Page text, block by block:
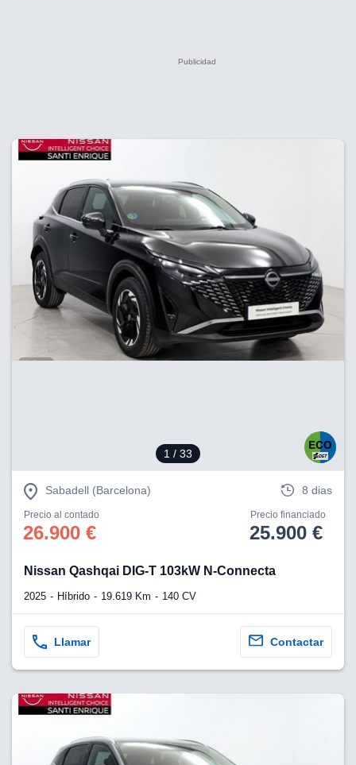
1 / 33
Sabadell (Barcelona) 8 dias
Precio al contado
26.900 €
Precio financiado
25.900 €
Nissan Qashqai DIG-T 103kW N-Connecta
2025 Híbrido 19.619 Km 140 CV
Llamar Contactar